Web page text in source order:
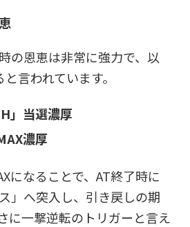
の恩恵は非常に強力で、以
言われています。
」当選濃厚
濃厚
になることで、AT終了時に
」へ突入し、引き戻しの期
に一撃逆転のトリガーと言え